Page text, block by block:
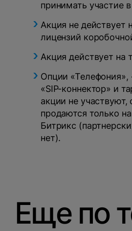
принимать участие
Акция не действует
лицензий
Акция действует на
Опции «Телефония»,
«SIP-коннектор» и
акции не участвуют,
продаются только
Битрикс
нет).
Еще по